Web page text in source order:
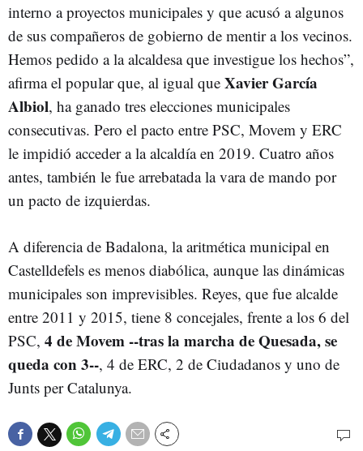
interno a proyectos municipales y que acusó a algunos
de sus compañeros de gobierno de mentir a los vecinos.
Hemos pedido a la alcaldesa que investigue los hechos”,
afirma el popular que, al igual que Xavier García
Albiol, ha ganado tres elecciones municipales
consecutivas. Pero el pacto entre PSC, Movem y ERC
le impidió acceder a la alcaldía en 2019. Cuatro años
antes, también le fue arrebatada la vara de mando por
un pacto de izquierdas.
A diferencia de Badalona, la aritmética municipal en
Castelldefels es menos diabólica, aunque las dinámicas
municipales son imprevisibles. Reyes, que fue alcalde
entre 2011 y 2015, tiene 8 concejales, frente a los 6 del
PSC, 4 de Movem --tras la marcha de Quesada, se
queda con 3--, 4 de ERC, 2 de Ciudadanos y uno de
Junts per Catalunya.